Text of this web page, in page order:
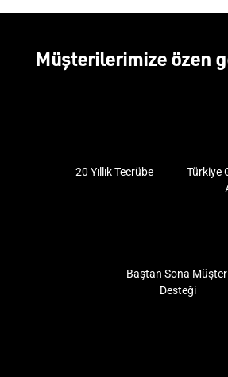
Müşterilerimize özen
20 Yıllık Tecrübe
Türkiye
Baştan Sona
Desteği